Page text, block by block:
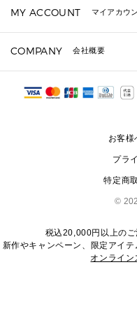
定期ケース・カードケース
▶ シューズ・靴
スニーカー
ギフト用にラッピングができ
ショッピングバッグを購入
注文後に完了メールが受信で
サイズ交換はできますか？
MY ACCOUNT マイアカウ
COMPANY 会社概要
会社概要
お客
プラ
特定商
©
税込20,000円以上の
新作やキャンペーン、限定アイ
オンライン